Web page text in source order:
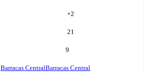
+2
21
9
Barracas CentralBarracas Central